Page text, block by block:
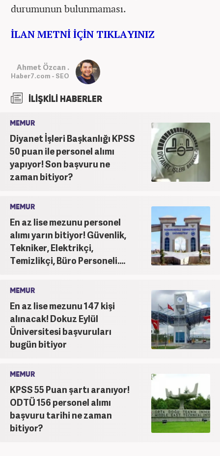
durumunun bulunmaması.
İLAN METNİ İÇİN TIKLAYINIZ
Ahmet Özcan .
Haber7.com - SEO
İLİŞKİLİ HABERLER
MEMUR
Diyanet İşleri Başkanlığı KPSS
50 puan ile personel alımı
yapıyor! Son başvuru ne
zaman bitiyor?
MEMUR
En az lise mezunu personel
alımı yarın bitiyor! Güvenlik,
Tekniker, Elektrikçi,
Temizlikçi, Büro Personeli....
MEMUR
En az lise mezunu 147 kişi
alınacak! Dokuz Eylül
Üniversitesi başvuruları
bugün bitiyor
MEMUR
KPSS 55 Puan şartı aranıyor!
ODTÜ 156 personel alımı
başvuru tarihi ne zaman
bitiyor?